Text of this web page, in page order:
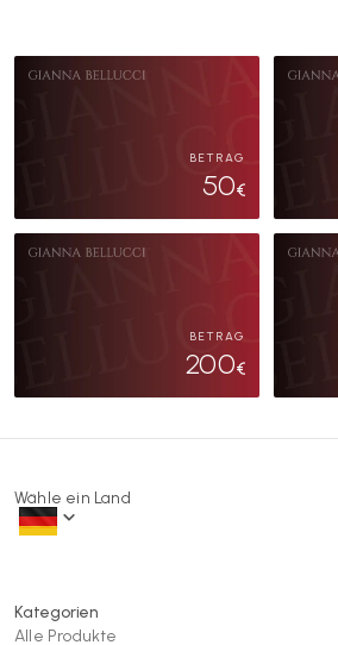
BETRAG
50€
BETRAG
200€
Wähle ein Land
Kategorien
Alle Produkte